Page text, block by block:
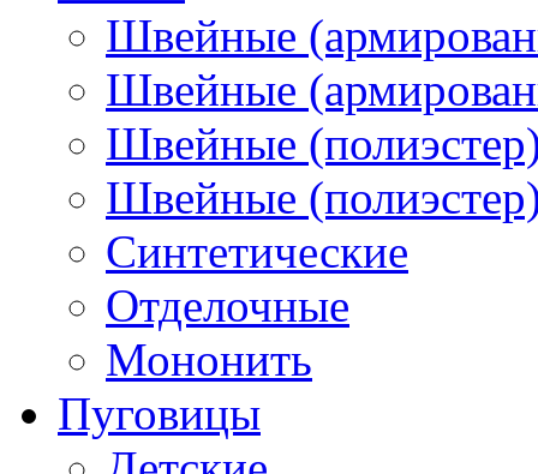
Швейные
Швейные
Швейные
Швейные
Синтетические
Отделочные
Мононить
Пуговицы